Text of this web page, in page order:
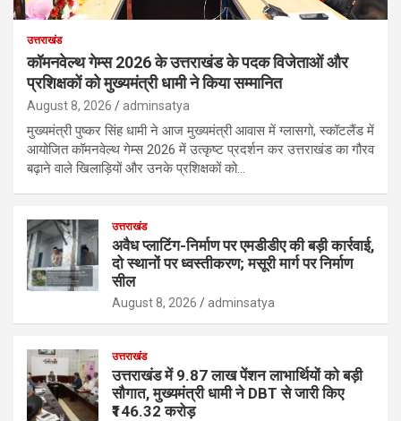
उत्तराखंड
कॉमनवेल्थ गेम्स 2026 के उत्तराखंड के पदक विजेताओं और
प्रशिक्षकों को मुख्यमंत्री धामी ने किया सम्मानित
August 8, 2026 adminsatya
मुख्यमंत्री पुष्कर सिंह धामी ने आज मुख्यमंत्री आवास में ग्लासगो, स्कॉटलैंड में
आयोजित कॉमनवेल्थ गेम्स 2026 में उत्कृष्ट प्रदर्शन कर उत्तराखंड का गौरव
बढ़ाने वाले खिलाड़ियों और उनके प्रशिक्षकों को…
उत्तराखंड
अवैध प्लाटिंग-निर्माण पर एमडीडीए की बड़ी कार्रवाई,
दो स्थानों पर ध्वस्तीकरण; मसूरी मार्ग पर निर्माण
सील
August 8, 2026 adminsatya
उत्तराखंड
उत्तराखंड में 9.87 लाख पेंशन लाभार्थियों को बड़ी
सौगात, मुख्यमंत्री धामी ने DBT से जारी किए
₹146.32 करोड़